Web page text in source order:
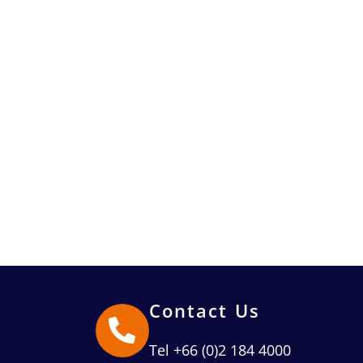
Contact Us
Tel +66 (0)2 184 4000